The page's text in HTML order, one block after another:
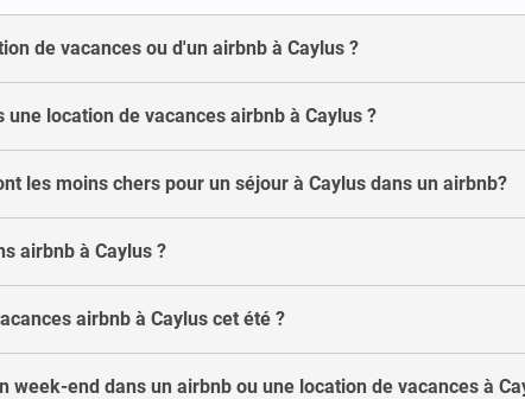
de vacances ou d'un airbnb à Caylus ?
location de vacances airbnb à Caylus ?
les moins chers pour un séjour à Caylus dans un airbnb?
airbnb à Caylus ?
airbnb à Caylus cet été ?
week-end dans un airbnb ou une location de vacances à